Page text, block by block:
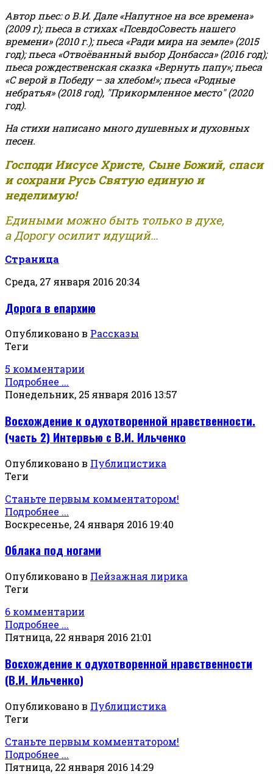
Автор пьес: о В.И. Дале «Напутное на все времена»
(2009 г); пьеса в стихах «ПсевдоСовесть нашего
времени» (2010 г.); пьеса «Ради мира на земле» (2015
год); пьеса «Отвоёванный выбор Донбасса» (2016 год);
пьеса рождественская сказка «Вернуть папу»; пьеса
«С верой в Победу – за хлебом!»;пьеса «Родные
небратья» (2018 год), "Прикормленное место" (2020
год).
На стихи написано много душевных и духовных
песен.
Господи Иисусе Христе, Сыне Божий, спаси
и сохрани Русь Святую единую и
неделимую!
Едиными можно быть только в духе,
а Дорогу осилит идущий...
Страница
Среда, 27 января 2016 20:34
Дорога в епархию
Опубликовано в Рассказы
Теги
5 комментарии
Подробнее ...
Понедельник, 25 января 2016 13:57
Восхождение к одухотворенной нравственности.
(часть 2) Интервью с В.И. Ильченко
Опубликовано в Публицистика
Теги
Станьте первым комментатором!
Подробнее ...
Воскресенье, 24 января 2016 19:40
Облака под ногами
Опубликовано в Пейзажная лирика
Теги
6 комментарии
Подробнее ...
Пятница, 22 января 2016 21:01
Восхождение к одухотворенной нравственности
(В.И. Ильченко)
Опубликовано в Публицистика
Теги
Станьте первым комментатором!
Подробнее ...
Пятница, 22 января 2016 14:29